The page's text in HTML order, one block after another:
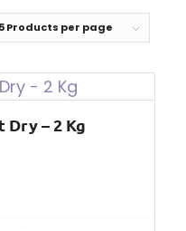
Products per page
Dry – 2 Kg